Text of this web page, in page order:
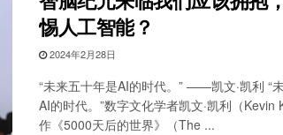
惕人工智能？
2024年2月28日
“未来五十年是AI的时代。” ——凯文·凯利 “
AI的时代。”数字文化学者凯文·凯利（Kevin
作《5000天后的世界》（The ...